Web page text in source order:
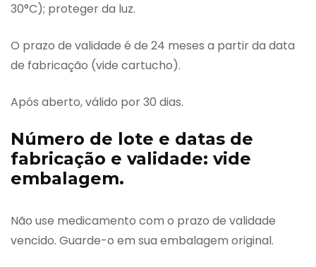
30°C); proteger da luz.
O prazo de validade é de 24 meses a partir da data
de fabricação (vide cartucho).
Após aberto, válido por 30 dias.
Número de lote e datas de
fabricação e validade: vide
embalagem.
Não use medicamento com o prazo de validade
vencido. Guarde-o em sua embalagem original.